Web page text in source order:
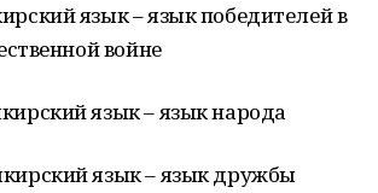
язык – язык победителей в
войне
язык – язык народа
язык – язык дружбы